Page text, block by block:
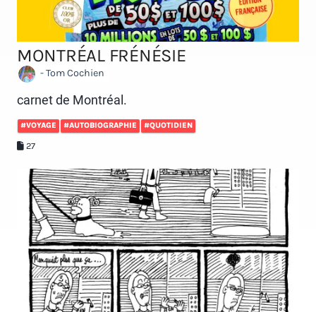
MONTRÉAL FRÉNÉSIE
- Tom Cochien
carnet de Montréal.
#VOYAGE #AUTOBIOGRAPHIE #QUOTIDIEN
27